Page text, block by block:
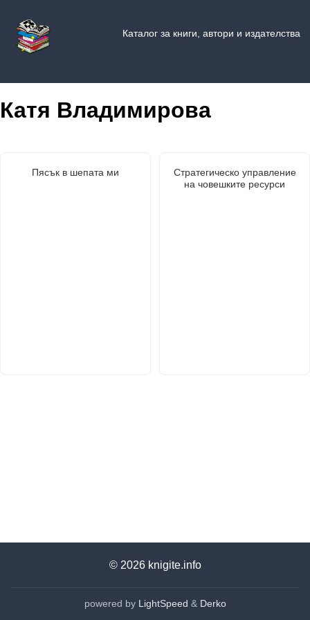
Каталог за книги, автори и издателства
Катя Владимирова
Пясък в шепата ми
Стратегическо управление
на човешките ресурси
© 2026 knigite.info
powered by LightSpeed & Derko